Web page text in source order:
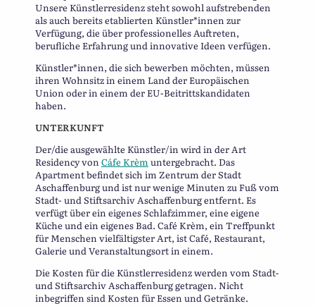
Unsere Künstlerresidenz steht sowohl aufstrebenden
als auch bereits etablierten Künstler*innen zur
Verfügung, die über professionelles Auftreten,
berufliche Erfahrung und innovative Ideen verfügen.
Künstler*innen, die sich bewerben möchten, müssen
ihren Wohnsitz in einem Land der Europäischen
Union oder in einem der EU-Beitrittskandidaten
haben.
UNTERKUNFT
Der/die ausgewählte Künstler/in wird in der Art
Residency vonCáfe Krèmuntergebracht. Das
Apartment befindet sich im Zentrum der Stadt
Aschaffenburg und ist nur wenige Minuten zu Fuß vom
Stadt- und Stiftsarchiv Aschaffenburg entfernt. Es
verfügt über ein eigenes Schlafzimmer, eine eigene
Küche und ein eigenes Bad. Café Krèm, ein Treffpunkt
für Menschen vielfältigster Art, ist Café, Restaurant,
Galerie und Veranstaltungsort in einem.
Die Kosten für die Künstlerresidenz werden vom Stadt-
und Stiftsarchiv Aschaffenburg getragen. Nicht
inbegriffen sind Kosten für Essen und Getränke.